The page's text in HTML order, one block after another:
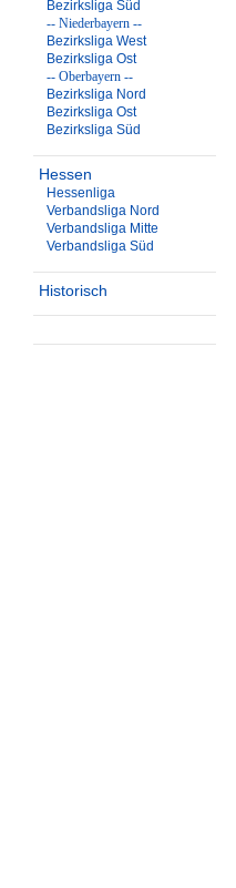
Bezirksliga Süd
-- Niederbayern --
Bezirksliga West
Bezirksliga Ost
-- Oberbayern --
Bezirksliga Nord
Bezirksliga Ost
Bezirksliga Süd
Hessen
Hessenliga
Verbandsliga Nord
Verbandsliga Mitte
Verbandsliga Süd
Historisch